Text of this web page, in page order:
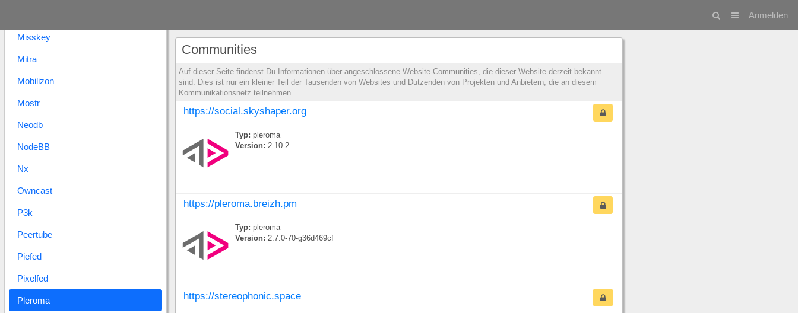
Anmelden
Misskey
Mitra
Mobilizon
Mostr
Neodb
NodeBB
Nx
Owncast
P3k
Peertube
Piefed
Pixelfed
Pleroma
Communities
Auf dieser Seite findenst Du Informationen über angeschlossene Website-Communities, die dieser Website derzeit bekannt
sind. Dies ist nur ein kleiner Teil der Tausenden von Websites und Dutzenden von Projekten und Anbietern, die an diesem
Kommunikationsnetz teilnehmen.
https://social.skyshaper.org
Typ: pleroma
Version: 2.10.2
https://pleroma.breizh.pm
Typ: pleroma
Version: 2.7.0-70-g36d469cf
https://stereophonic.space